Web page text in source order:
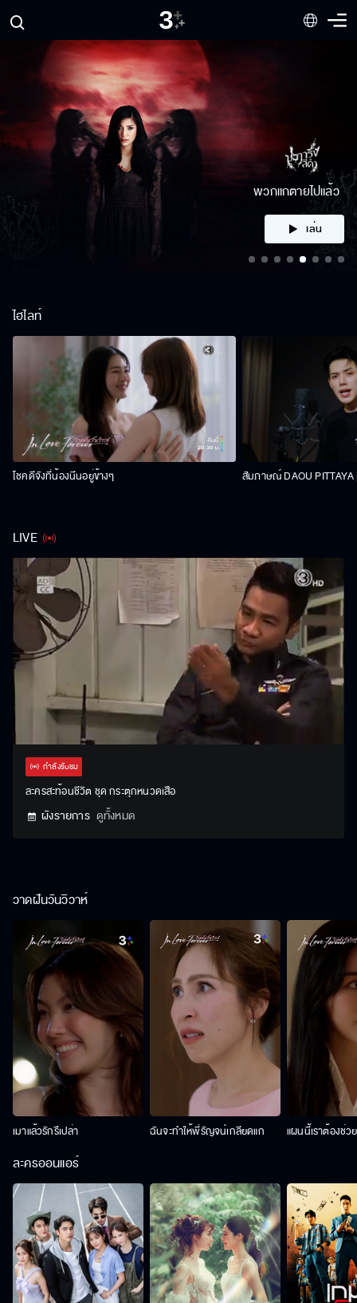
คลิก
ไฮไลท์
โชคดีจังที่น้องนีนอยู่ข้างๆ สัมภาษณ์ DAOU PITTAYA
LIVE
UnmuteStream
กำลังรับชม
ละครสะท้อนชีวิต ชุด กระตุกหนวดเสือ
ผังรายการ ดูทั้งหมด
วาดฝันวันวิวาห์
เมาแล้วรักรึเปล่า ฉันจะทำให้พี่รัญจน์เกลียดแก แผนนี้เราต้องช่ว
ละครออนแอร์